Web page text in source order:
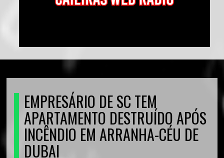
EMPRESÁRIO DE SC TEM
APARTAMENTO DESTRUÍDO APÓS
INCÊNDIO EM ARRANHA-CÉU DE
DUBAI